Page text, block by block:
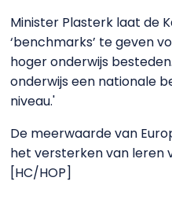
Minister Plasterk laat de
‘benchmarks’ te geven
hoger onderwijs
onderwijs een nationale
niveau.'
De meerwaarde van
het versterken van leren
[HC/HOP]